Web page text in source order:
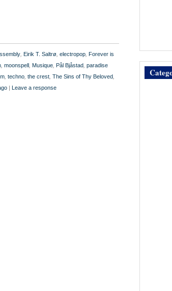
Eirik T. Saltrø electropop Forever is
moonspell Musique Pål Bjåstad paradise
techno the crest The Sins of Thy Beloved
| Leave a response